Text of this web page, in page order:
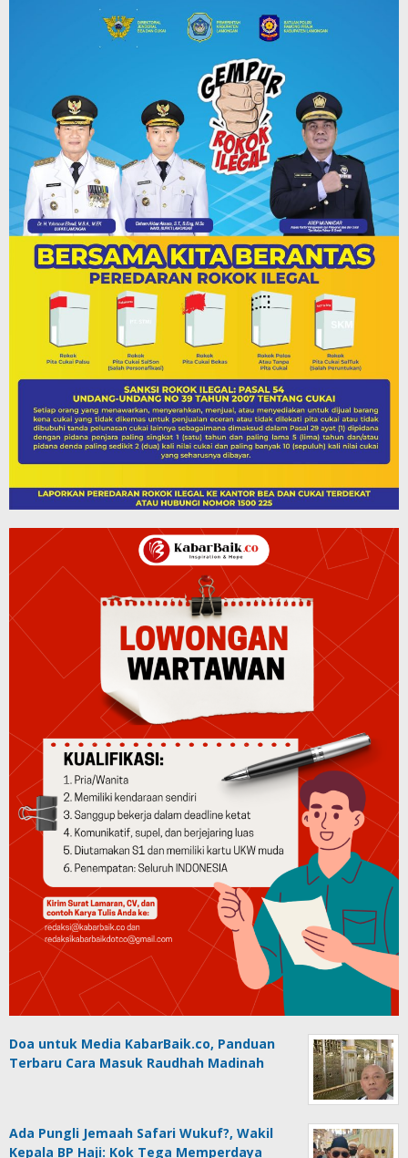
Doa untuk Media KabarBaik.co, Panduan
Terbaru Cara Masuk Raudhah Madinah
Ada Pungli Jemaah Safari Wukuf?, Wakil
Kepala BP Haji: Kok Tega Memperdaya